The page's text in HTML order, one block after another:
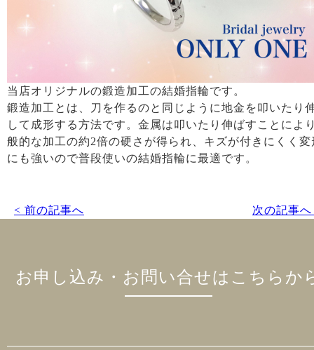
当店オリジナルの鍛造加工の結婚指輪です。
鍛造加工とは、刀を作るのと同じように地金を叩いたり
して成形する方法です。金属は叩いたり伸ばすことによ
般的な加工の約2倍の硬さが得られ、キズが付きにくく変
にも強いので普段使いの結婚指輪に最適です。
< 前の記事へ 次の記事
お申し込み・お問い合せはこちらか